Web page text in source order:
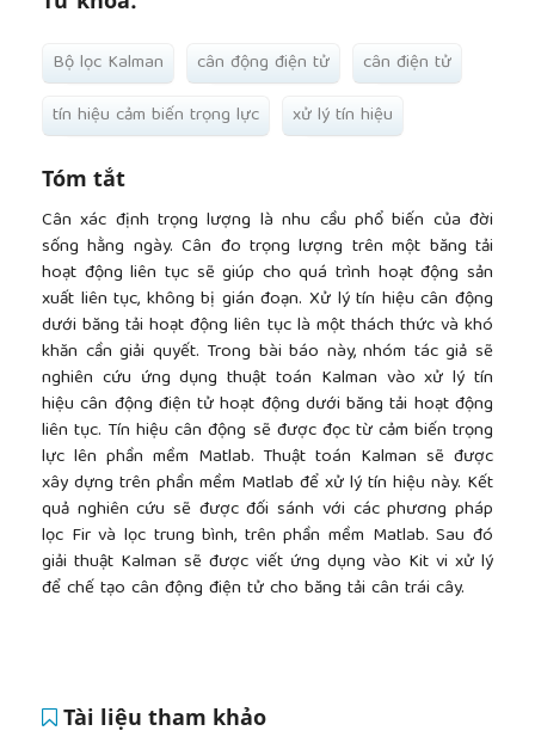
Bộ lọc Kalman cân động điện tử
cân điện tử
tín hiệu cảm biến trọng lực
xử lý tín hiệu
Tóm tắt
Cân xác định trọng lượng là nhu cầu phổ biến của đời
sống hằng ngày. Cân đo trọng lượng trên một băng tải
hoạt động liên tục sẽ giúp cho quá trình hoạt động sản
xuất liên tục, không bị gián đoạn. Xử lý tín hiệu cân động
dưới băng tải hoạt động liên tục là một thách thức và khó
khăn cần giải quyết. Trong bài báo này, nhóm tác giả sẽ
nghiên cứu ứng dụng thuật toán Kalman vào xử lý tín
hiệu cân động điện tử hoạt động dưới băng tải hoạt động
liên tục. Tín hiệu cân động sẽ được đọc từ cảm biến trọng
lực lên phần mềm Matlab. Thuật toán Kalman sẽ được
xây dựng trên phần mềm Matlab để xử lý tín hiệu này. Kết
quả nghiên cứu sẽ được đối sánh với các phương pháp
lọc Fir và lọc trung bình, trên phần mềm Matlab. Sau đó
giải thuật Kalman sẽ được viết ứng dụng vào Kit vi xử lý
để chế tạo cân động điện tử cho băng tải cân trái cây.
Tài liệu tham khảo